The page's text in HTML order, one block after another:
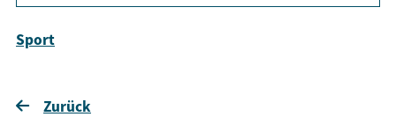
Sport
Zurück